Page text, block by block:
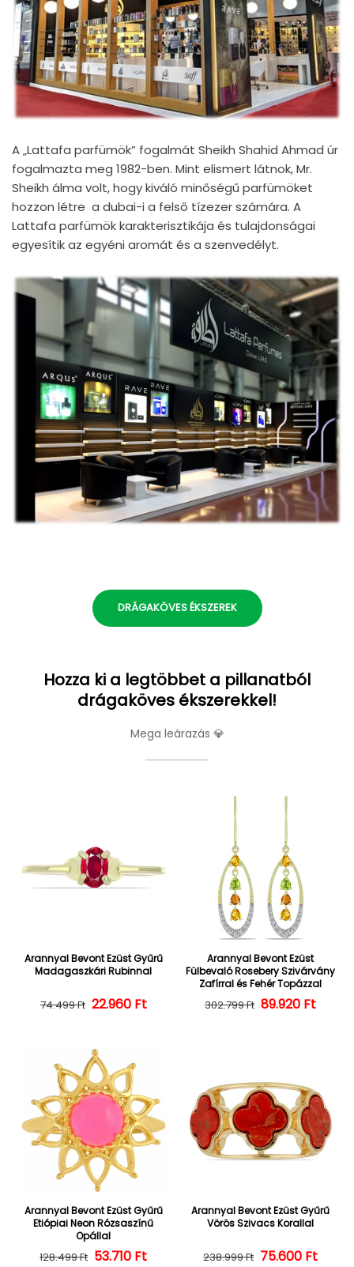
A „Lattafa parfümök” fogalmát Sheikh Shahid Ahmad úr
fogalmazta meg 1982-ben. Mint elismert látnok, Mr.
Sheikh álma volt, hogy kiváló minőségű parfümöket
hozzon létre a dubai-i a felső tízezer számára. A
Lattafa parfümök karakterisztikája és tulajdonságai
egyesítik az egyéni aromát és a szenvedélyt.
DRÁGAKÖVES ÉKSZEREK
Hozza ki a legtöbbet a pillanatból
drágaköves ékszerekkel!
Mega leárazás 💎
Arannyal Bevont Ezüst Gyűrű
Madagaszkári Rubinnal
Normál ár
74.499 Ft Kedvezményes ár
22.960 Ft
Arannyal Bevont Ezüst
Fülbevaló Rosebery Szivárvány
Zafírral és Fehér Topázzal
Normál ár
302.799 Ft 89.920 Ft
Arannyal Bevont Ezüst Gyűrű
Etiópiai Neon Rózsaszínű
Opállal
Normál ár
128.499 Ft Kedvezményes ár
53.710 Ft
Arannyal Bevont Ezüst Gyűrű
Vörös Szivacs Korallal
Normál ár
238.999 Ft 75.600 Ft